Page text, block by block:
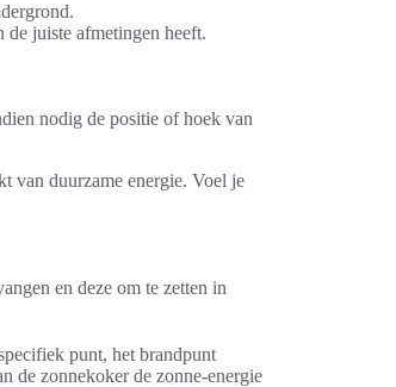
juiste afmetingen heeft.
nodig de positie of hoek van
van duurzame energie. Voel je
en deze om te zetten in
punt, het brandpunt
de zonnekoker de zonne-energie